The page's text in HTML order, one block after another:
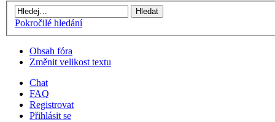
Pokročilé hledání
Obsah fóra
Změnit velikost textu
Chat
FAQ
Registrovat
Přihlásit se